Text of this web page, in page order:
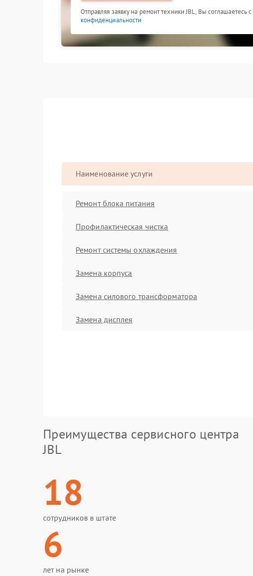
Отправляя заявку на ремонт техники JBL, Вы соглашаетесь с
конфиденциальности
Наименование услуги
Ремонт блока питания
Профилактическая чистка
Ремонт системы охлаждения
Замена корпуса
Замена силового трансформатора
Замена дисплея
Преимущества сервисного центра
JBL
18
сотрудников в штате
6
лет на рынке